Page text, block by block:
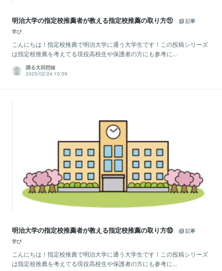
明治大学の指定校推薦者が教える指定校推薦の取り方⑪
記事
学び
こんにちは！指定校推薦で明治大学に通う大学生です！この投稿シリーズ
は指定校推薦を考えてる現役高校生や保護者の方にも参考に...
踊る大回想線
2025/02/24 10:39
明治大学の指定校推薦者が教える指定校推薦の取り方⑩
記事
学び
こんにちは！指定校推薦で明治大学に通う大学生です！この投稿シリーズ
は指定校推薦を考えてる現役高校生や保護者の方にも参考に...